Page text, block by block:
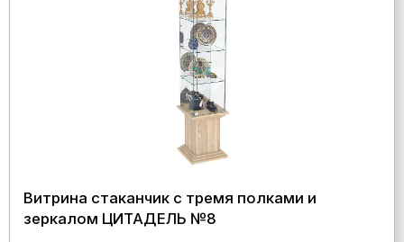
Витрина стаканчик с тремя полками и
зеркалом ЦИТАДЕЛЬ №8